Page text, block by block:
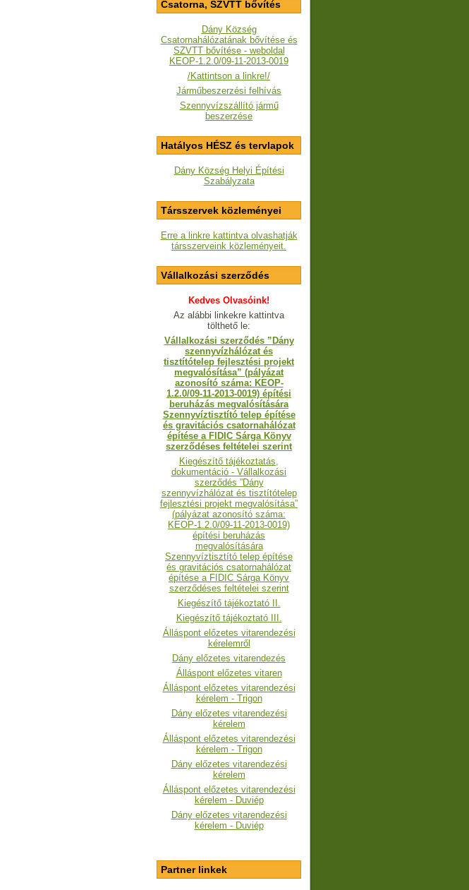
Csatorna, SZVTT bővítés
Dány Község
Csatornahálózatának bővítése és
SZVTT bővítése - weboldal
KEOP-1.2.0/09-11-2013-0019
/Kattintson a linkre!/
Járműbeszerzési felhívás
Szennyvízszállító jármű
beszerzése
Hatályos HÉSZ és tervlapok
Dány Község Helyi Építési
Szabályzata
Társszervek közleményei
Erre a linkre kattintva olvashatják
társszerveink közleményeit.
Vállalkozási szerződés
Kedves Olvasóink!
Az alábbi linkekre kattintva
tölthető le:
Vállalkozási szerződés ”Dány
szennyvízhálózat és
tisztítótelep fejlesztési projekt
megvalósítása” (pályázat
azonosító száma: KEOP-
1.2.0/09-11-2013-0019) építési
beruházás megvalósítására
Szennyvíztisztító telep építése
és gravitációs csatornahálózat
építése a FIDIC Sárga Könyv
szerződéses feltételei szerint
Kiegészítő tájékoztatás,
dokumentáció - Vállalkozási
szerződés ”Dány
szennyvízhálózat és tisztítótelep
fejlesztési projekt megvalósítása”
(pályázat azonosító száma:
KEOP-1.2.0/09-11-2013-0019)
építési beruházás
megvalósítására
Szennyvíztisztító telep építése
és gravitációs csatornahálózat
építése a FIDIC Sárga Könyv
szerződéses feltételei szerint
Kiegészítő tájékoztató II.
Kiegészítő tájékoztató III.
Álláspont előzetes vitarendezési
kérelemről
Dány előzetes vitarendezés
Álláspont előzetes vitaren
Álláspont előzetes vitarendezési
kérelem - Trigon
Dány előzetes vitarendezési
kérelem
Álláspont előzetes vitarendezési
kérelem - Trigon
Dány előzetes vitarendezési
kérelem
Álláspont előzetes vitarendezési
kérelem - Duviép
Dány előzetes vitarendezési
kérelem - Duviép
Partner linkek